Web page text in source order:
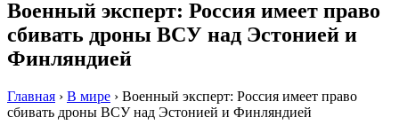
Военный эксперт: Россия имеет право
сбивать дроны ВСУ над Эстонией и
Финляндией
Главная › В мире › Военный эксперт: Россия имеет право
сбивать дроны ВСУ над Эстонией и Финляндией